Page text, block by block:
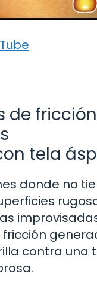
de fricción
tela
donde no
fricción
contra una